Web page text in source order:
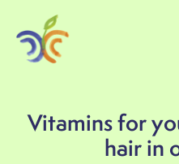
Vitamins for
hair in